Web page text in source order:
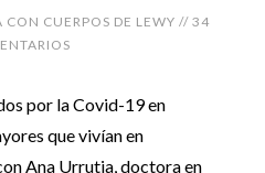
CON CUERPOS DE LEWY // 34
por la Covid-19 en
que vivían en
Ana Urrutia, doctora en